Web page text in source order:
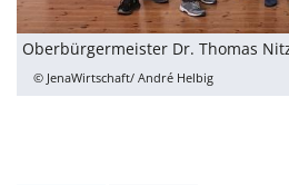
© JenaWirtschaft/ André Helbig